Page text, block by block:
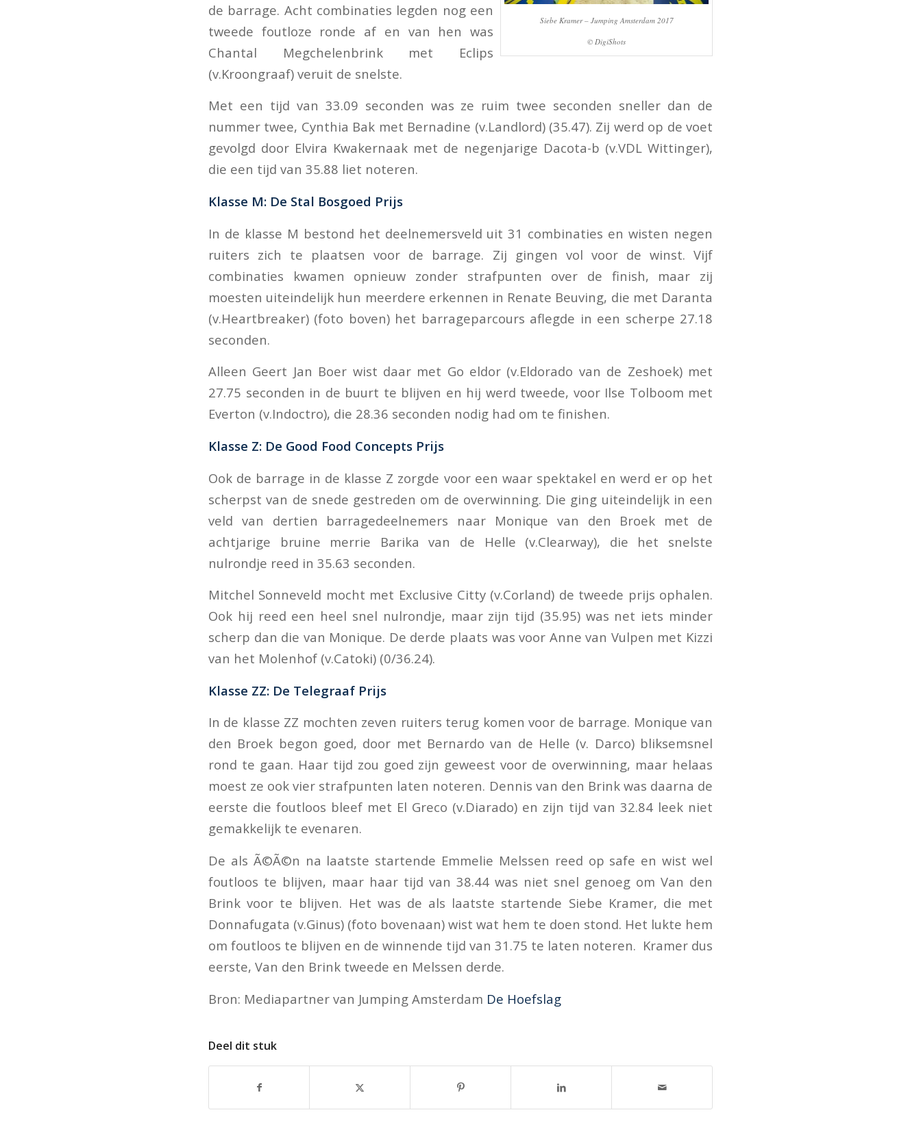
Siebe Kramer – Jumping Amsterdam 2017
© DigiShots
de barrage. Acht combinaties legden nog een
tweede foutloze ronde af en van hen was
Chantal Megchelenbrink met Eclips
(v.Kroongraaf) veruit de snelste.
Met een tijd van 33.09 seconden was ze ruim twee seconden sneller dan de
nummer twee, Cynthia Bak met Bernadine (v.Landlord) (35.47). Zij werd op de voet
gevolgd door Elvira Kwakernaak met de negenjarige Dacota-b (v.VDL Wittinger),
die een tijd van 35.88 liet noteren.
Klasse M: De Stal Bosgoed Prijs
In de klasse M bestond het deelnemersveld uit 31 combinaties en wisten negen
ruiters zich te plaatsen voor de barrage. Zij gingen vol voor de winst. Vijf
combinaties kwamen opnieuw zonder strafpunten over de finish, maar zij
moesten uiteindelijk hun meerdere erkennen in Renate Beuving, die met Daranta
(v.Heartbreaker) (foto boven) het barrageparcours aflegde in een scherpe 27.18
seconden.
Alleen Geert Jan Boer wist daar met Go eldor (v.Eldorado van de Zeshoek) met
27.75 seconden in de buurt te blijven en hij werd tweede, voor Ilse Tolboom met
Everton (v.Indoctro), die 28.36 seconden nodig had om te finishen.
Klasse Z: De Good Food Concepts Prijs
Ook de barrage in de klasse Z zorgde voor een waar spektakel en werd er op het
scherpst van de snede gestreden om de overwinning. Die ging uiteindelijk in een
veld van dertien barragedeelnemers naar Monique van den Broek met de
achtjarige bruine merrie Barika van de Helle (v.Clearway), die het snelste
nulrondje reed in 35.63 seconden.
Mitchel Sonneveld mocht met Exclusive Citty (v.Corland) de tweede prijs ophalen.
Ook hij reed een heel snel nulrondje, maar zijn tijd (35.95) was net iets minder
scherp dan die van Monique. De derde plaats was voor Anne van Vulpen met Kizzi
van het Molenhof (v.Catoki) (0/36.24).
Klasse ZZ: De Telegraaf Prijs
In de klasse ZZ mochten zeven ruiters terug komen voor de barrage. Monique van
den Broek begon goed, door met Bernardo van de Helle (v. Darco) bliksemsnel
rond te gaan. Haar tijd zou goed zijn geweest voor de overwinning, maar helaas
moest ze ook vier strafpunten laten noteren. Dennis van den Brink was daarna de
eerste die foutloos bleef met El Greco (v.Diarado) en zijn tijd van 32.84 leek niet
gemakkelijk te evenaren.
De als Ã©Ã©n na laatste startende Emmelie Melssen reed op safe en wist wel
foutloos te blijven, maar haar tijd van 38.44 was niet snel genoeg om Van den
Brink voor te blijven. Het was de als laatste startende Siebe Kramer, die met
Donnafugata (v.Ginus) (foto bovenaan) wist wat hem te doen stond. Het lukte hem
om foutloos te blijven en de winnende tijd van 31.75 te laten noteren. Kramer dus
eerste, Van den Brink tweede en Melssen derde.
Bron: Mediapartner van Jumping Amsterdam De Hoefslag
Deel dit stuk